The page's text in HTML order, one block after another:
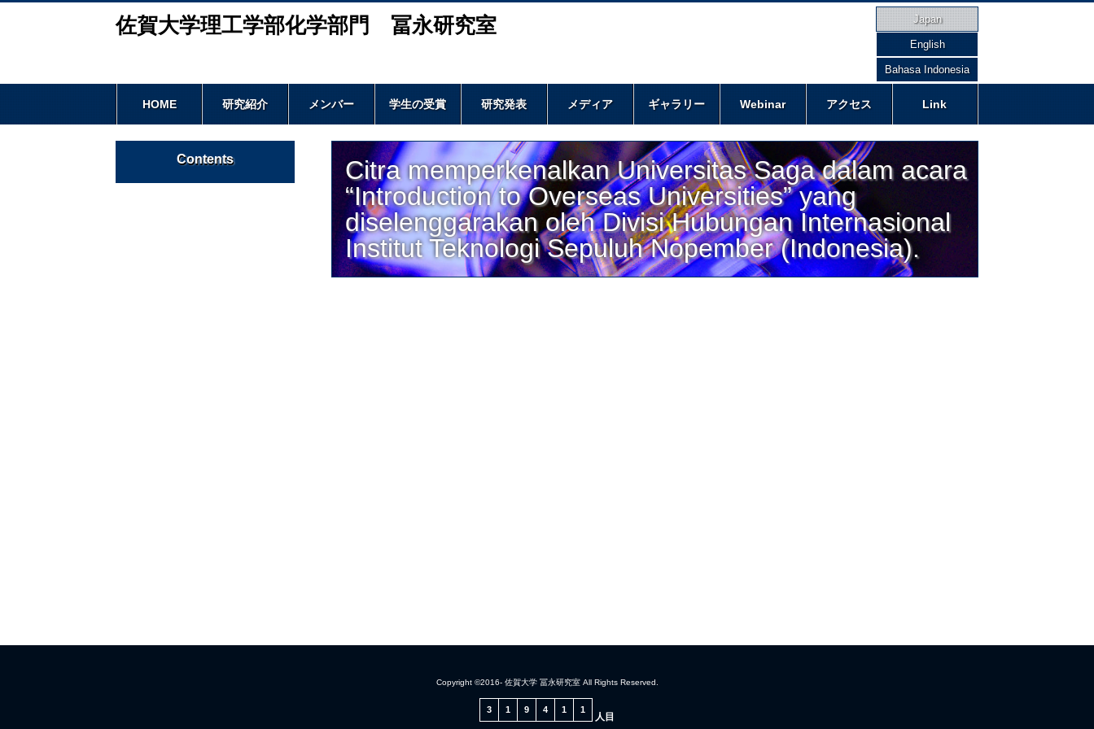
佐賀大学理工学部化学部門 冨永研究室 Japan
English
Bahasa Indonesia
HOME 研究紹介 メンバー 学生の受賞 研究発表 メディア ギャラリー Webinar アクセス Link
Contents
Citra memperkenalkan Universitas Saga dalam acara
“Introduction to Overseas Universities” yang
diselenggarakan oleh Divisi Hubungan Internasional
Institut Teknologi Sepuluh Nopember (Indonesia).
Copyright ©2016- 佐賀大学 冨永研究室 All Rights Reserved.
3 1 9 4 1 1
人目